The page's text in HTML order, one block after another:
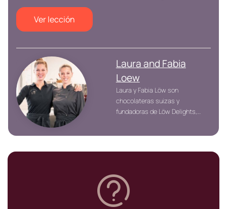
Ver lección
Laura and Fabia
Loew
Laura y Fabia Löw son
chocolateras suizas y
fundadoras de Löw Delights,